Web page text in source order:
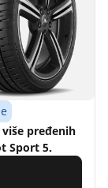
pređenih
Sport 5.